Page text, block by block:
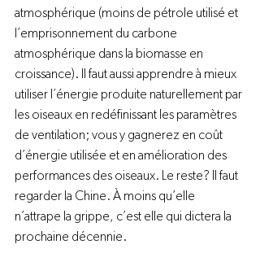
atmosphérique (moins de pétrole utilisé et
l’emprisonnement du carbone
atmosphérique dans la biomasse en
croissance). Il faut aussi apprendre à mieux
utiliser l’énergie produite naturellement par
les oiseaux en redéfinissant les paramètres
de ventilation; vous y gagnerez en coût
d’énergie utilisée et en amélioration des
performances des oiseaux. Le reste? Il faut
regarder la Chine. À moins qu’elle
n’attrape la grippe, c’est elle qui dictera la
prochaine décennie.